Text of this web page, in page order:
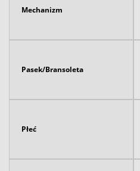
Mechanizm
Pasek/Bransoleta
Płeć